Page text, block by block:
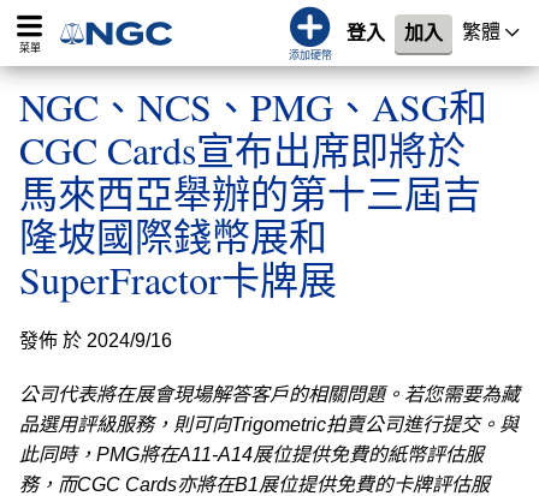
菜單
添加硬幣
登入 加入 繁體
NGC、NCS、PMG、ASG和
CGC Cards宣布出席即將於
馬來西亞舉辦的第十三屆吉
隆坡國際錢幣展和
SuperFractor卡牌展
發佈 於 2024/9/16
公司代表將在展會現場解答客戶的相關問題。若您需要為藏
品選用評級服務，則可向Trigometric拍賣公司進行提交。與
此同時，PMG將在A11-A14展位提供免費的紙幣評估服
務，而CGC Cards亦將在B1展位提供免費的卡牌評估服